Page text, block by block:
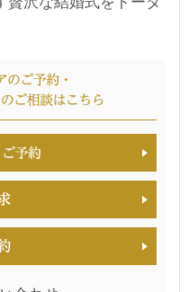
■■■日付■■■